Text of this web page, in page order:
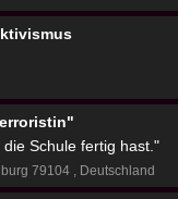
Schule fertig hast."
79104 Deutschland